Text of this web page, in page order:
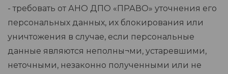
- требовать от АНО ДПО «ПРАВО» уточнения его
персональных данных, их блокирования или
уничтожения в случае, если персональные
данные являются неполны¬ми, устаревшими,
неточными, незаконно полученными или не